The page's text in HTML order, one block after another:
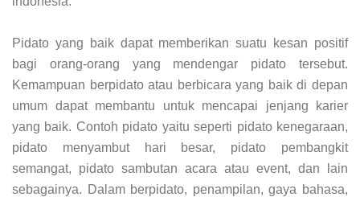
Pidato yang baik dapat memberikan suatu kesan positif
bagi orang-orang yang mendengar pidato tersebut.
Kemampuan berpidato atau berbicara yang baik di depan
umum dapat membantu untuk mencapai jenjang karier
yang baik. Contoh pidato yaitu seperti pidato kenegaraan,
pidato menyambut hari besar, pidato pembangkit
semangat, pidato sambutan acara atau event, dan lain
sebagainya. Dalam berpidato, penampilan, gaya bahasa,